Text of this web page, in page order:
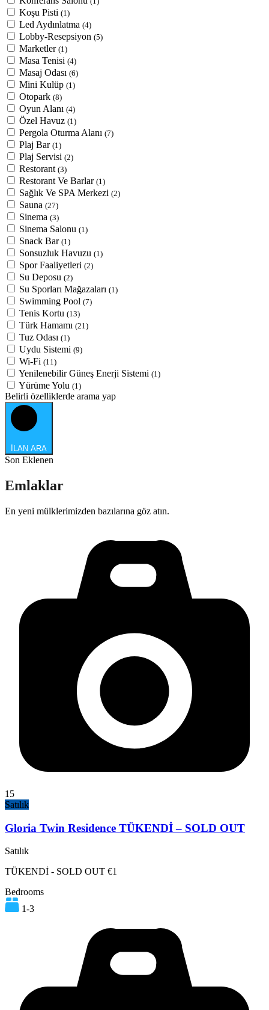
Koşu Pisti (1)
Led Aydınlatma (4)
Lobby-Resepsiyon (5)
Marketler (1)
Masa Tenisi (4)
Masaj Odası (6)
Mini Kulüp (1)
Otopark (8)
Oyun Alanı (4)
Özel Havuz (1)
Pergola Oturma Alanı (7)
Plaj Bar (1)
Plaj Servisi (2)
Restorant (3)
Restorant Ve Barlar (1)
Sağlık Ve SPA Merkezi (2)
Sauna (27)
Sinema (3)
Sinema Salonu (1)
Snack Bar (1)
Sonsuzluk Havuzu (1)
Spor Faaliyetleri (2)
Su Deposu (2)
Su Sporları Mağazaları (1)
Swimming Pool (7)
Tenis Kortu (13)
Türk Hamamı (21)
Tuz Odası (1)
Uydu Sistemi (9)
Wi-Fi (11)
Yenilenebilir Güneş Enerji Sistemi (1)
Yürüme Yolu (1)
Belirli özelliklerde arama yap
İLAN ARA
Son Eklenen
Emlaklar
En yeni mülklerimizden bazılarına göz atın.
15
Satılık
Gloria Twin Residence TÜKENDİ – SOLD OUT
Satılık
TÜKENDİ - SOLD OUT €1
Bedrooms
1-3